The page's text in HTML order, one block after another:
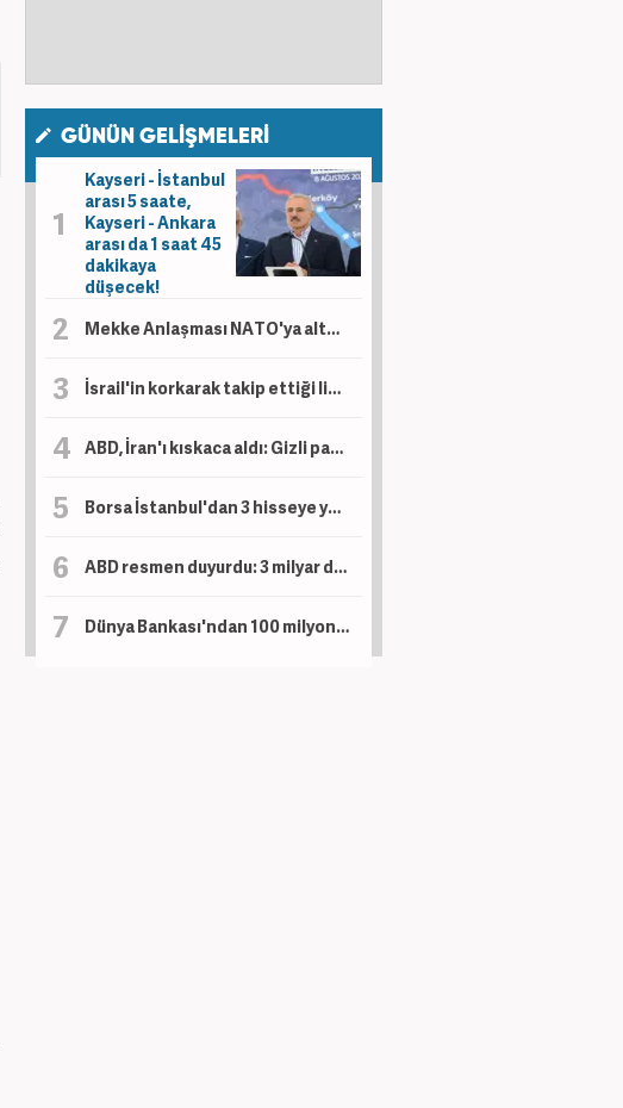
GÜNÜN GELİŞMELERİ
Kayseri - İstanbul
arası 5 saate,
Kayseri - Ankara
arası da 1 saat 45
dakikaya
düşecek!
Mekke Anlaşması NATO'ya alternatif bir yapı değil!
İsrail'in korkarak takip ettiği liste! İşte dünyanın en güçlü İslam orduları...
ABD, İran'ı kıskaca aldı: Gizli para ağı deşifre oldu!
Borsa İstanbul'dan 3 hisseye yeni tedbir kararı
ABD resmen duyurdu: 3 milyar dolar yatırım yapacaklar!
Dünya Bankası'ndan 100 milyon dolarlık hibe! Artık eskisi gibi olmayacak